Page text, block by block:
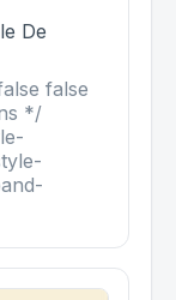
De
false
*/